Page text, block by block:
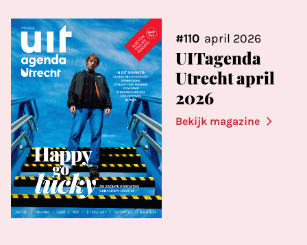
UITagenda
Utrecht april
2026
#110 april 2026
Bekijk magazine